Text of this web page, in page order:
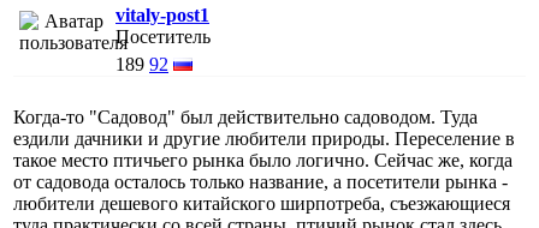
vitaly-post1
Посетитель
189 92
Когда-то "Садовод" был действительно садоводом. Туда
ездили дачники и другие любители природы. Переселение в
такое место птичьего рынка было логично. Сейчас же, когда
от садовода осталось только название, а посетители рынка -
любители дешевого китайского ширпотреба, съезжающиеся